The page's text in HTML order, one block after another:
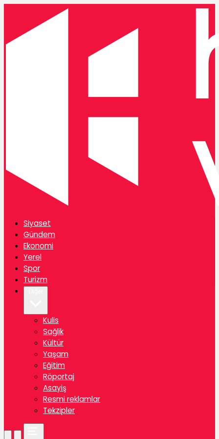
Siyaset
Gündem
Ekonomi
Yerel
Spor
Turizm
Kulis
Sağlik
Kültür
Yaşam
Eğitim
Röportaj
Asayiş
Resmi reklamlar
Tekzipler